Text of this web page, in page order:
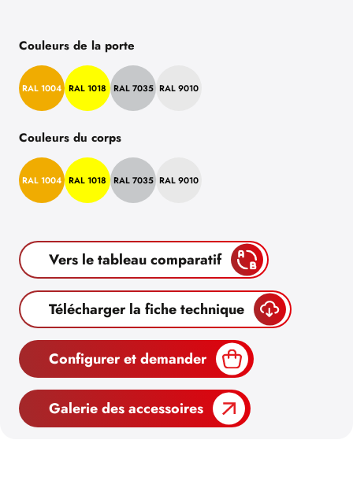
Couleurs de la porte
RAL 1004 RAL 1018 RAL 7035 RAL 9010
Couleurs du corps
RAL 1004 RAL 1018 RAL 7035 RAL 9010
Vers le tableau comparatif
Télécharger la fiche technique
Configurer et demander
Galerie des accessoires